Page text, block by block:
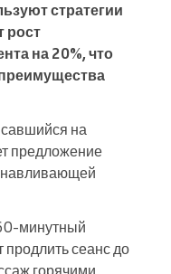
стратегии
рост
на 20%, что
на
предложение
минутный
сеанс до